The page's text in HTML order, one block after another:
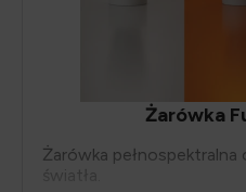
Żarówka
Żarówka